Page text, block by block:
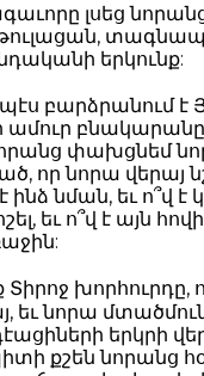
լսեց նորանց
երկունք:
բարձրանում է
փախցնեմ
որ նորա վերայ
ինձ նման, եւ ո՞վ է
եւ ո՞վ է այն
Տիրոջ խորհուրդը,
եւ նորա
երկրի
քշեն նորանց